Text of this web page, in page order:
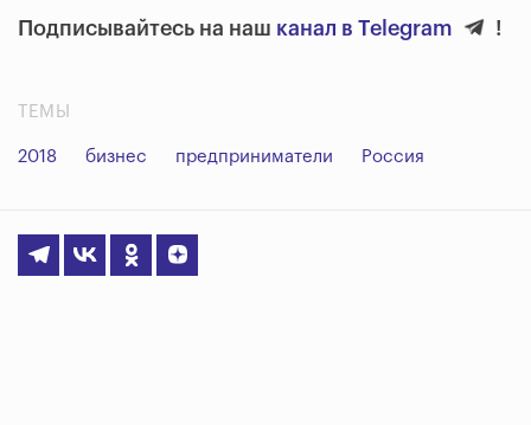
Подписывайтесь на наш канал в Telegram !
ТЕМЫ
2018 бизнес предприниматели Россия